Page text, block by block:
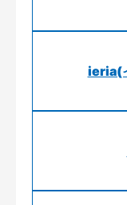
ieria(